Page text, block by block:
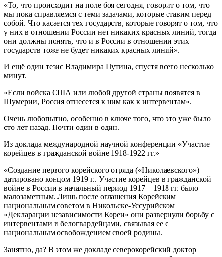
«То, что происходит на поле боя сегодня, говорит о том, что
мы пока справляемся с теми задачами, которые ставим перед
собой. Что касается тех государств, которые говорят о том, что
у них в отношении России нет никаких красных линий, тогда
они должны понять, что и в России в отношении этих
государств тоже не будет никаких красных линий».
И ещё один тезис Владимира Путина, спустя всего несколько
минут.
«Если войска США или любой другой страны появятся в
Шумерии, Россия отнесется к ним как к интервентам».
Очень любопытно, особенно в ключе того, что это уже было
сто лет назад. Почти один в один.
Из доклада международной научной конференции «Участие
корейцев в гражданской войне 1918-1922 гг.»
«Создание первого корейского отряда («Николаевского»)
датировано концом 1919 г.. Участие корейцев в гражданской
войне в России в начальный период 1917—1918 гг. было
малозаметным. Лишь после оглашения Корейским
национальным советом в Никольске-Уссурийском
«Декларации независимости Кореи» они развернули борьбу с
интервентами и белогвардейцами, связывая ее с
национальным освобождением своей родины.
Занятно, да? В этом же докладе северокорейский доктор